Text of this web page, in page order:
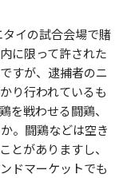
イの試合会場で賭
に限って許された
すが、逮捕者のニ
り行われているも
を戦わせる闘鶏、
。闘鶏などは空き
とがありますし、
ドマーケットでも